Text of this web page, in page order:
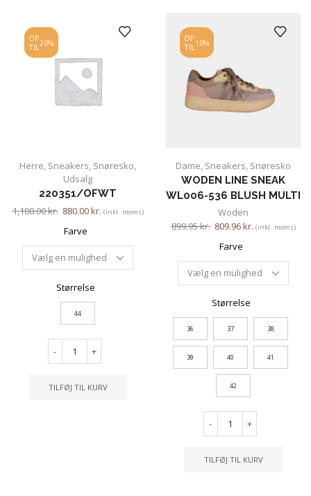
OP
TIL20%
Herre, Sneakers, Snøresko,
Udsalg
220351/OFWT
1,100.00kr. 880.00kr. (inkl. moms)
Farve
Størrelse
44
- +
TILFØJ TIL KURV
OP
TIL10%
Dame, Sneakers, Snøresko
WODEN LINE SNEAK
WL006-536 BLUSH MULTI
Woden
899.95kr. 809.96kr. (inkl. moms)
Farve
Størrelse
36 37 38
39 40 41
42
- +
TILFØJ TIL KURV